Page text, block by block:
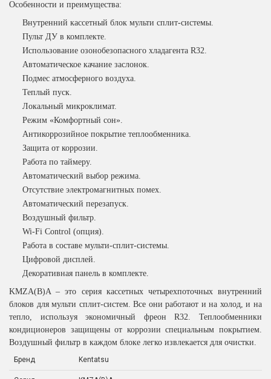
Особенности и преимущества:
Внутренний кассетный блок мульти сплит-системы.
Пульт ДУ в комплекте.
Использование озонобезопасного хладагента R32.
Автоматическое качание заслонок.
Подмес атмосферного воздуха.
Теплый пуск.
Локальный микроклимат.
Режим «Комфортный сон».
Антикоррозийное покрытие теплообменника.
Защита от коррозии.
Работа по таймеру.
Автоматический выбор режима.
Отсутствие электромагнитных помех.
Автоматический перезапуск.
Воздушный фильтр.
Wi-Fi Control (опция).
Работа в составе мульти-сплит-системы.
Цифровой дисплей.
Декоративная панель в комплекте.
KMZA(B)A – это серия кассетных четырехпоточных внутренний
блоков для мульти сплит-систем. Все они работают и на холод, и на
тепло, используя экономичный фреон R32. Теплообменники
кондиционеров защищены от коррозии специальным покрытием.
Воздушный фильтр в каждом блоке легко извлекается для очистки.
Бренд Kentatsu